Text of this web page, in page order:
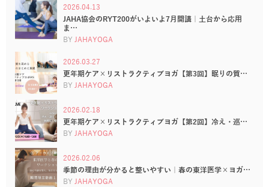
2026.04.13
JAHA協会のRYT200がいよいよ7月開講｜土台から応用
ま…
BY JAHAYOGA
2026.03.27
更年期ケア×リストラクティブヨガ【第3回】眠りの質…
BY JAHAYOGA
2026.02.18
更年期ケア×リストラクティブヨガ【第2回】冷え・巡…
BY JAHAYOGA
2026.02.06
季節の理由が分かると整いやすい｜春の東洋医学×ヨガ…
BY JAHAYOGA